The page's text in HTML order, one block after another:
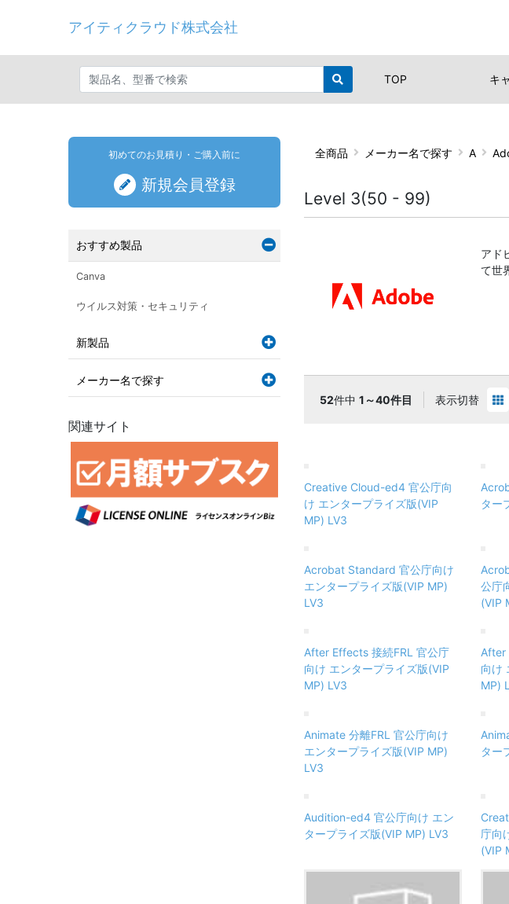
アイティクラウド株式会社
TOP キ
全商品 メーカー名で探す A
Level 3(50 - 99)
アド
て世
52件中 1～40件目 表示切替
Creative Cloud-ed4 官公庁向
け エンタープライズ版(VIP
MP) LV3
ター
Acrobat Standard 官公庁向け
エンタープライズ版(VIP MP)
LV3
公庁
(VIP
After Effects 接続FRL 官公庁
向け エンタープライズ版(VIP
MP) LV3
After
向け
MP)
Animate 分離FRL 官公庁向け
エンタープライズ版(VIP MP)
LV3
ター
Audition-ed4 官公庁向け エン
タープライズ版(VIP MP) LV3
庁向
(VIP
初めてのお見積り・ご購入前に
新規会員登録
おすすめ製品
Canva
ウイルス対策・セキュリティ
新製品
メーカー名で探す
関連サイト